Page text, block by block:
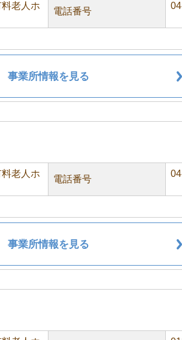
老人ホ
電話番号
事業所情報を見る
老人ホ
電話番号
事業所情報を見る